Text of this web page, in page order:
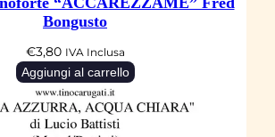
Bongusto
€3,80 IVA Inclusa
Aggiungi al carrello